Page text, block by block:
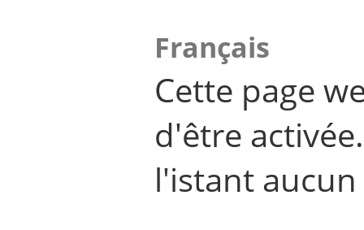
Français
Cette page
d'être
l'istant